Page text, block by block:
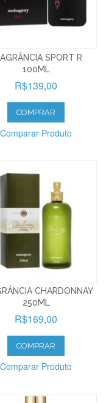
SPORT R
100ML
R$139,00
COMPRAR
Comparar Produto
CHARDONNAY
250ML
R$169,00
COMPRAR
Comparar Produto